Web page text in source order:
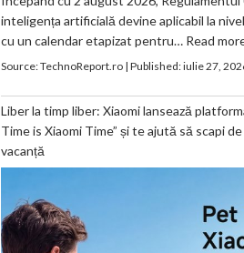
inteligența artificială devine aplicabil la
cu un calendar etapizat pentru… Read
Source:TechnoReport.ro| Published:iulie 27,
Liber la timp liber: Xiaomi lansează
Time is Xiaomi Time” și te ajută să scapi
vacanță